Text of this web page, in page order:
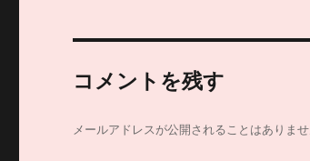
コメントを残す
メールアドレスが公開されることはありませ